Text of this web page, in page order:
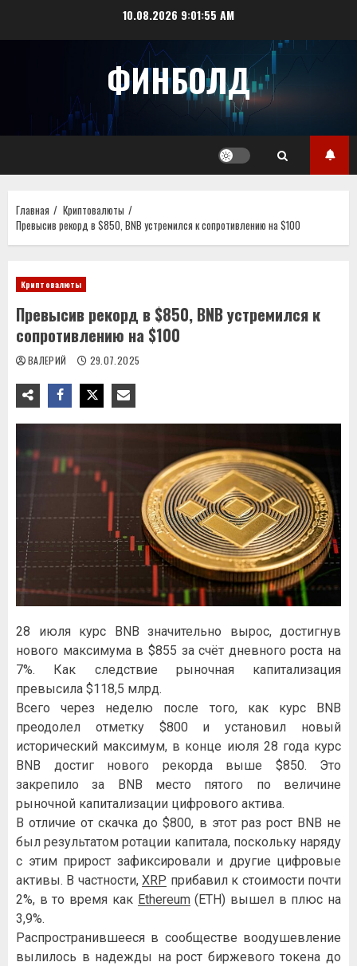
10.08.2026 9:01:56 AM
ФИНБОЛД
Главная
Криптовалюты
Превысив рекорд в $850, BNB устремился к сопротивлению на $100
Криптовалюты
Превысив рекорд в $850, BNB устремился к
сопротивлению на $100
ВАЛЕРИЙ 29.07.2025
28 июля курс BNB значительно вырос, достигнув
нового максимума в $855 за счёт дневного роста на
7%. Как следствие рыночная капитализация
превысила $118,5 млрд.
Всего через неделю после того, как курс BNB
преодолел отметку $800 и установил новый
исторический максимум, в конце июля 28 года курс
BNB достиг нового рекорда выше $850. Это
закрепило за BNB место пятого по величине
рыночной капитализации цифрового актива.
В отличие от скачка до $800, в этот раз рост BNB не
был результатом ротации капитала, поскольку наряду
с этим прирост зафиксировали и другие цифровые
активы. В частности,XRP прибавил к стоимости почти
2%, в то время как Ethereum(ETH) вышел в плюс на
3,9%.
Распространившееся в сообществе воодушевление
вылилось в надежды на рост биржевого токена до